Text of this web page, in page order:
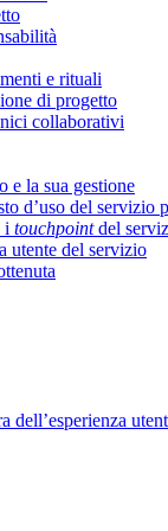
e rituali
di progetto
collaborativi
e la sua gestione
d’uso del servizio
i touchpointdel
utente del servizio
dell’esperienza